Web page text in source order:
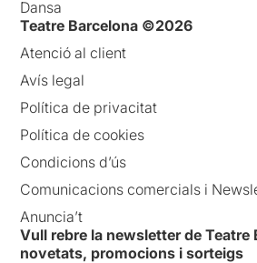
Dansa
Teatre Barcelona ©2026
Atenció al client
Avís legal
Política de privacitat
Política de cookies
Condicions d’ús
Comunicacions comercials i
Anuncia’t
Vull rebre la newsletter de Teatre
novetats, promocions i sorteigs